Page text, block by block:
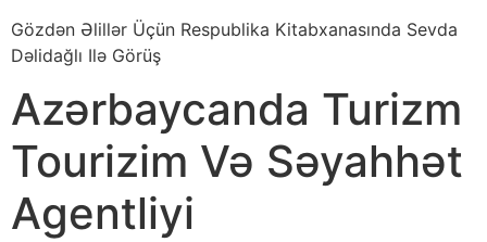
Gözdən Əlillər Üçün Respublika Kitabxanasında Sevda
Dəlidağlı Ilə Görüş
Azərbaycanda Turizm
Tourizim Və Səyahhət
Agentliyi